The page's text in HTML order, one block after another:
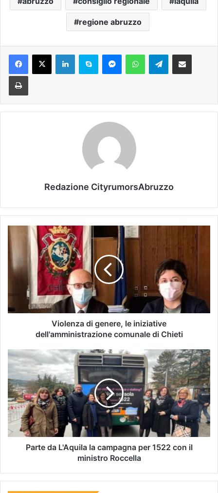
regione abruzzo
Telegram
Redazione CityrumorsAbruzzo
Violenza di genere, le iniziative
dell'amministrazione comunale di Chieti
Parte da L'Aquila la campagna per 1522 con il
ministro Roccella